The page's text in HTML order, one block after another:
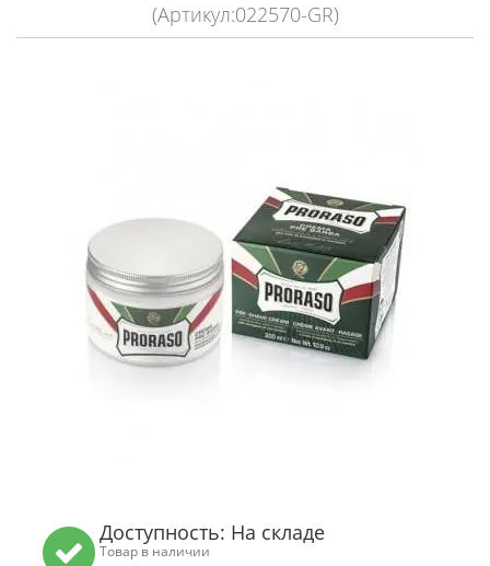
(Артикул:022570-GR)
Доступность: На складе
Товар в наличии